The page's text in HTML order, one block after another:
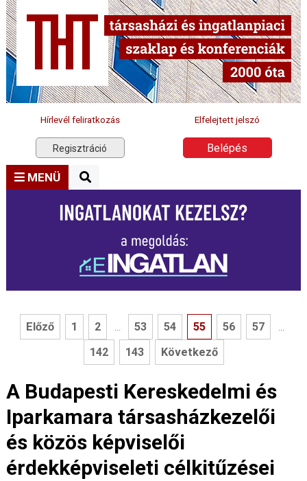
Hírlevél feliratkozás Elfelejtett jelszó
Regisztráció Belépés
MENÜ
Előző 1 2 ... 53 54 55 56 57 ...
142 143 Következő
A Budapesti Kereskedelmi és
Iparkamara társasházkezelői
és közös képviselői
érdekképviseleti célkitűzései